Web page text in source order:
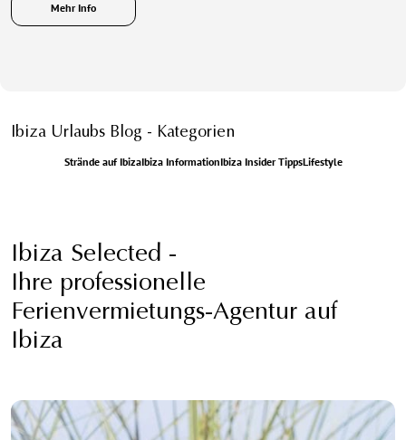
Mehr Info
Ibiza Urlaubs Blog - Kategorien
Strände auf IbizaIbiza InformationIbiza Insider TippsLifestyle
Ibiza Selected -
Ihre professionelle
Ferienvermietungs-Agentur auf
Ibiza